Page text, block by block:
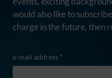
would also like to
charge in the future, then
e-mail address *